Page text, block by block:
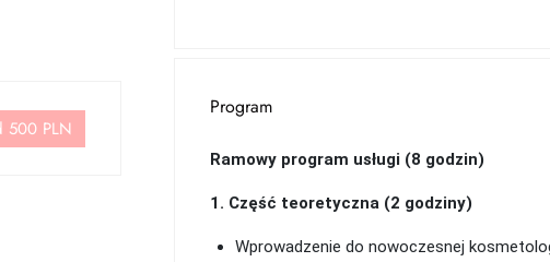
500 PLN
Program
Ramowy program usługi (8 godzin)
1. Część teoretyczna (2 godziny)
Wprowadzenie do nowoczesnej